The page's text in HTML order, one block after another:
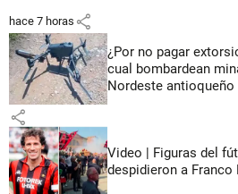
hace 7 horas share
¿Por no pagar
cual bombardean
Nordeste antioqueño
share
Video | Figuras del
despidieron a Franco